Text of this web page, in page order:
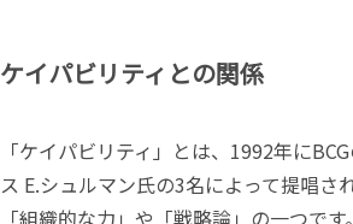
ケイパビリティとの関係
「ケイパビリティ」とは、1992年に
ス E.シュルマン氏の3名によって提唱
「組織的な力」や「戦略論」の一つで